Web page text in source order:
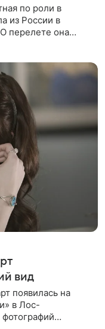
по роли в
из России в
перелете она
вид
появилась на
в Лос-